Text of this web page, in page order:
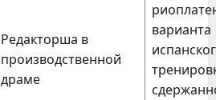
Редакторша в
производственной
драме
варианта